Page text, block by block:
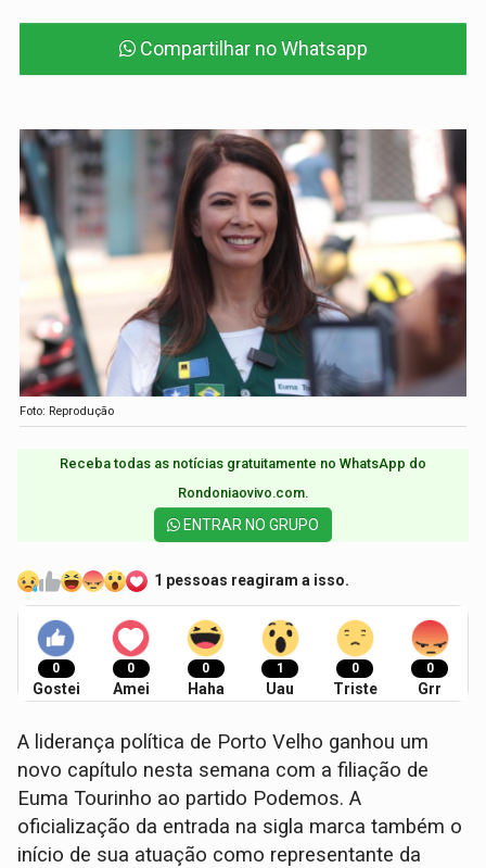
Compartilhar no Whatsapp
Foto: Reprodução
Receba todas as notícias gratuitamente no WhatsApp do
Rondoniaovivo.com.​
ENTRAR NO GRUPO
1 pessoas reagiram a isso.
0
Gostei
0
Amei
0
Haha
1
Uau
0
Triste
0
Grr
A liderança política de Porto Velho ganhou um
novo capítulo nesta semana com a filiação de
Euma Tourinho ao partido Podemos. A
oficialização da entrada na sigla marca também o
início de sua atuação como representante da